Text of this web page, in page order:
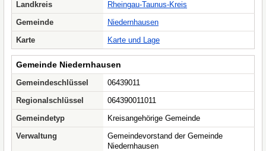
Landkreis
Rheingau-Taunus-Kreis
Gemeinde
Niedernhausen
Karte
Karte und Lage
Gemeinde Niedernhausen
Gemeindeschlüssel
06439011
Regionalschlüssel
064390011011
Gemeindetyp
Kreisangehörige Gemeinde
Verwaltung
Gemeindevorstand der Gemeinde
Niedernhausen